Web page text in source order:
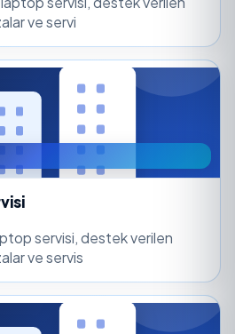
ve servi
servisi, destek verilen
ve servis